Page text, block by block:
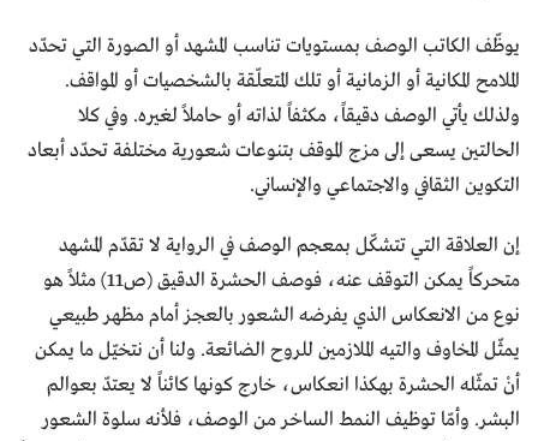
يوظّف الكاتب الوصف بمستويات تناسب المشهد أو الصورة التي تحدّد
الملامح المكانية أو الزمانية أو تلك المتعلّقة بالشخصيات أو المواقف.
ولذلك يأتي الوصف دقيقاً، مكثفاً لذاته أو حاملاً لغيره. وفي كلا
الحالتين يسعى إلى مزج الموقف بتنوعات شعورية مختلفة تحدّد أبعاد
التكوين الثقافي والاجتماعي والإنساني.
إن العلاقة التي تتشكّل بمعجم الوصف في الرواية لا تقدّم المشهد
متحركاً يمكن التوقف عنه، فوصف الحشرة الدقيق (ص11) مثلاً هو
نوع من الانعكاس الذي يفرضه الشعور بالعجز أمام مظهر طبيعي
يمثّل المخاوف والتيه الملازمين للروح الضائعة. ولنا أن نتخيّل ما يمكن
أنْ تمثّله الحشرة بهكذا انعكاس، خارج كونها كائناً لا يعتدّ بعوالم
البشر. وأمّا توظيف النمط الساخر من الوصف، فلأنه سلوة الشعور